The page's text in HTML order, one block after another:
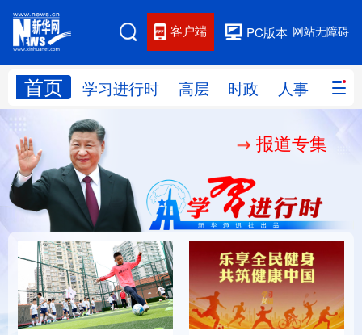
网站无障碍
PC版本
客户端
首页 学习进行时 高层 时政 人事 国际
网站地图
学习进行时 人事
国际 财经 网评
思客智库 全球连线 教育
科技 科创 量子 体育
文化 书画 健康 军事
报道专集